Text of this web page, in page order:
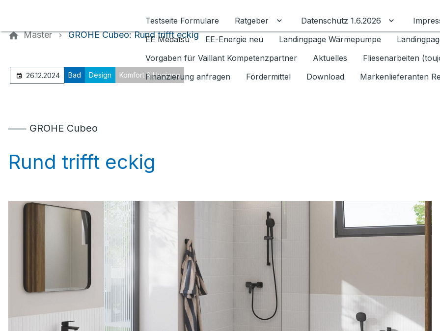
Testseite Formulare
Ratgeber Untermenü für Ratgeber umschalten
Datenschutz 1.6.2026 Untermenü
EE Medatsu
EE-Energie neu Landingpage Wärmepumpe
Vorgaben für Vaillant Kompetenzpartner
Aktuelles Fliesenarbeiten
Finanzierung anfragen
Fördermittel Download Markenlieferanten
Master GROHE Cubeo: Rund trifft eckig
26.12.2024 Bad Design Komfort & Hygiene
⸺ GROHE Cubeo
Rund trifft eckig